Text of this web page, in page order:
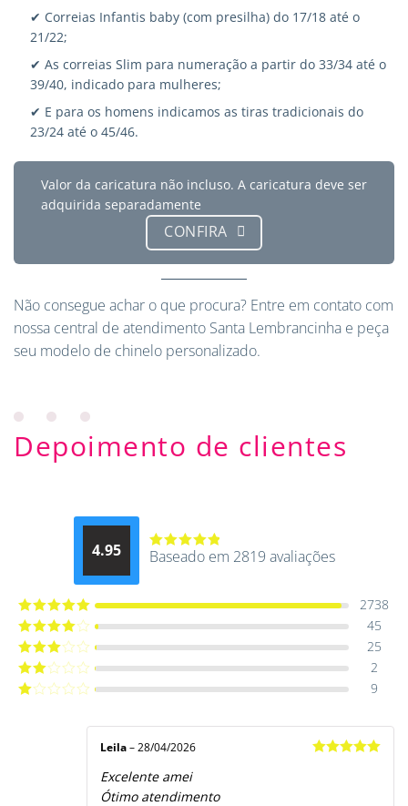
✔ Correias Infantis baby (com presilha) do 17/18 até o
21/22;
✔ As correias Slim para numeração a partir do 33/34 até o
39/40, indicado para mulheres;
✔ E para os homens indicamos as tiras tradicionais do
23/24 até o 45/46.
Valor da caricatura não incluso. A caricatura deve ser
adquirida separadamente
CONFIRA
Não consegue achar o que procura? Entre em contato com
nossa central de atendimento Santa Lembrancinha e peça
seu modelo de chinelo personalizado.
Depoimento de clientes
4.95
Avaliação
Baseado em 2819 avaliações
Avaliação5
2738
Avaliação
45
Avaliação
25
Avaliação
2
9
Leila – 28/04/2026
Excelente amei
Ótimo atendimento